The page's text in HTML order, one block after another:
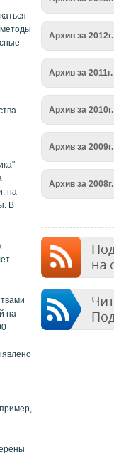
на
В
на
Архив за 2012г.
Архив за 2011г.
Архив за 2010г.
Архив за 2009г.
Архив за 2008г.